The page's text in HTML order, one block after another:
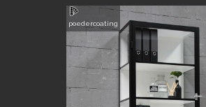
poedercoating